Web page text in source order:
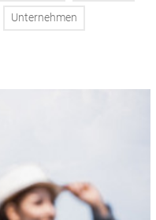
Unternehmen